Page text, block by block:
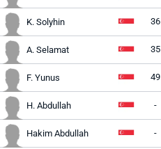
K. Solyhin 36
A. Selamat 35
F. Yunus 49
H. Abdullah -
Hakim Abdullah -